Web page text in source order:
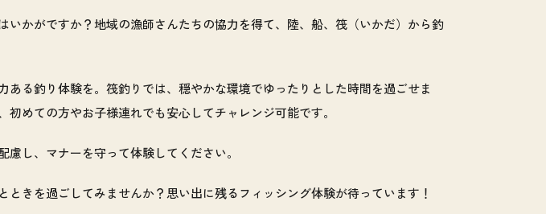
いかがですか？地域の漁師さんたちの協力を得て、陸、船、筏（いかだ）から釣
る釣り体験を。筏釣りでは、穏やかな環境でゆったりとした時間を過ごせま
めての方やお子様連れでも安心してチャレンジ可能です。
し、マナーを守って体験してください。
ときを過ごしてみませんか？思い出に残るフィッシング体験が待っています！